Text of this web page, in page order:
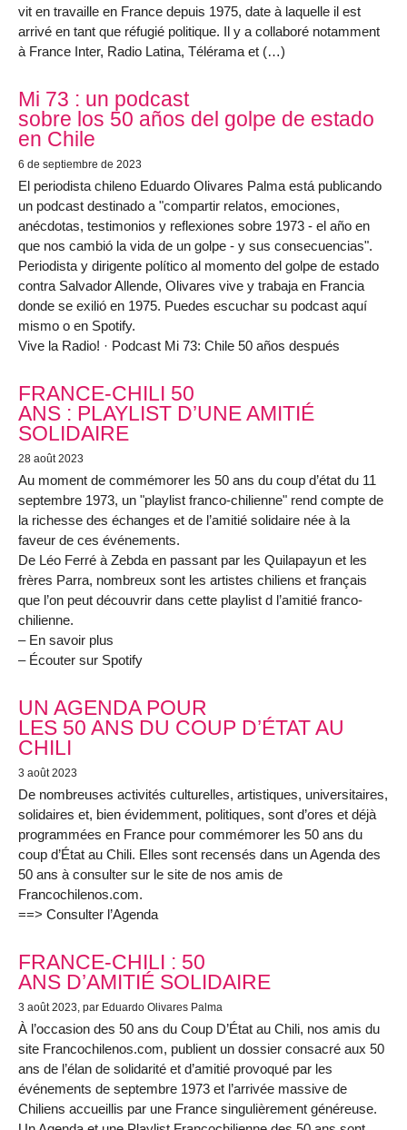
vit en travaille en France depuis 1975, date à laquelle il est
arrivé en tant que réfugié politique. Il y a collaboré notamment
à France Inter, Radio Latina, Télérama et (…)
Mi 73 : un podcast
sobre los 50 años del golpe de estado
en Chile
6 de septiembre de 2023
El periodista chileno Eduardo Olivares Palma está publicando
un podcast destinado a "compartir relatos, emociones,
anécdotas, testimonios y reflexiones sobre 1973 - el año en
que nos cambió la vida de un golpe - y sus consecuencias".
Periodista y dirigente político al momento del golpe de estado
contra Salvador Allende, Olivares vive y trabaja en Francia
donde se exilió en 1975. Puedes escuchar su podcast aquí
mismo o en Spotify.
Vive la Radio! · Podcast Mi 73: Chile 50 años después
FRANCE-CHILI 50
ANS : PLAYLIST D’UNE AMITIÉ
SOLIDAIRE
28 août 2023
Au moment de commémorer les 50 ans du coup d’état du 11
septembre 1973, un "playlist franco-chilienne" rend compte de
la richesse des échanges et de l’amitié solidaire née à la
faveur de ces événements.
De Léo Ferré à Zebda en passant par les Quilapayun et les
frères Parra, nombreux sont les artistes chiliens et français
que l’on peut découvrir dans cette playlist d l’amitié franco-
chilienne.
– En savoir plus
– Écouter sur Spotify
UN AGENDA POUR
LES 50 ANS DU COUP D’ÉTAT AU
CHILI
3 août 2023
De nombreuses activités culturelles, artistiques, universitaires,
solidaires et, bien évidemment, politiques, sont d’ores et déjà
programmées en France pour commémorer les 50 ans du
coup d’État au Chili. Elles sont recensés dans un Agenda des
50 ans à consulter sur le site de nos amis de
Francochilenos.com.
==> Consulter l’Agenda
FRANCE-CHILI : 50
ANS D’AMITIÉ SOLIDAIRE
3 août 2023 , par Eduardo Olivares Palma
À l’occasion des 50 ans du Coup D’État au Chili, nos amis du
site Francochilenos.com, publient un dossier consacré aux 50
ans de l’élan de solidarité et d’amitié provoqué par les
événements de septembre 1973 et l’arrivée massive de
Chiliens accueillis par une France singulièrement généreuse.